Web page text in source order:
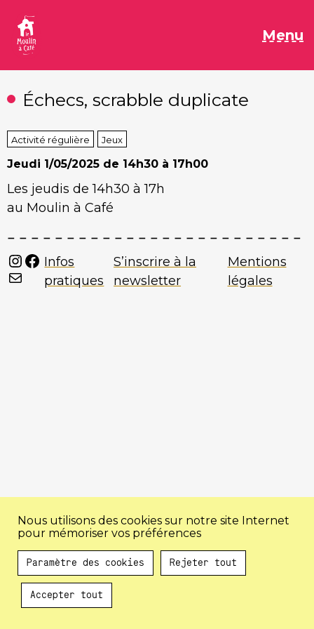
contenu
Menu
Échecs, scrabble duplicate
Activité régulière Jeux
Jeudi 1/05/2025 de 14h30 à 17h00
Les jeudis de 14h30 à 17h
au Moulin à Café
Instagram
Facebook
Mail
Infos
pratiques
S’inscrire à la
newsletter
Mentions
légales
Au programme !
Nous utilisons des cookies sur notre site Internet
pour mémoriser vos préférences
Paramètre des cookies Rejeter tout
Accepter tout